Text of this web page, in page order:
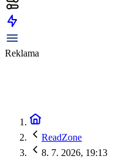
Reklama
ReadZone
8. 7. 2026, 19:13